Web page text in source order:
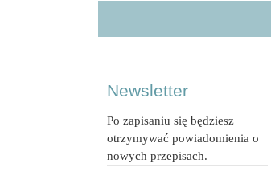
Newsletter
Po zapisaniu się będziesz
otrzymywać powiadomienia o
nowych przepisach.